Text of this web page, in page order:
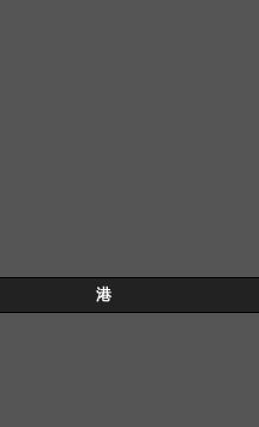
港